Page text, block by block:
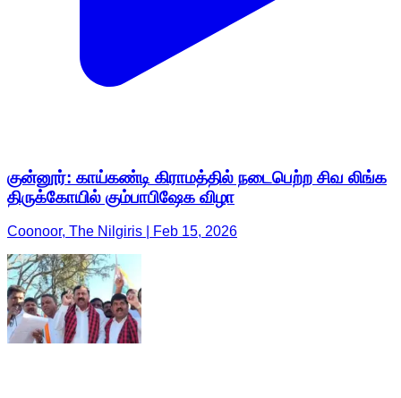
குன்னூர்: காய்கண்டி கிராமத்தில் நடைபெற்ற சிவ லிங்க
திருக்கோயில் கும்பாபிஷேக விழா
Coonoor, The Nilgiris | Feb 15, 2026